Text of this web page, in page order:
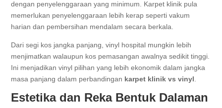
dengan penyelenggaraan yang minimum. Karpet klinik pula
memerlukan penyelenggaraan lebih kerap seperti vakum
harian dan pembersihan mendalam secara berkala.
Dari segi kos jangka panjang, vinyl hospital mungkin lebih
menjimatkan walaupun kos pemasangan awalnya sedikit tinggi.
Ini menjadikan vinyl pilihan yang lebih ekonomik dalam jangka
masa panjang dalam perbandingan karpet klinik vs vinyl
Estetika dan Reka Bentuk Dalaman